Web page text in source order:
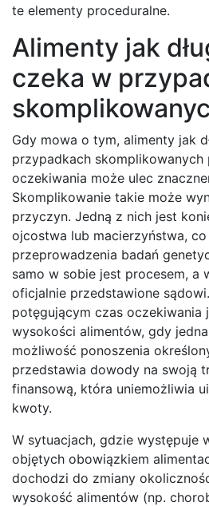
te elementy proceduralne.
Alimenty jak
czeka w
Gdy mowa o tym, alimenty jak
przypadkach skomplikowanych
oczekiwania może ulec
Skomplikowanie takie może
przyczyn. Jedną z nich jest
ojcostwa lub macierzyństwa,
przeprowadzenia badań
samo w sobie jest procesem, a
oficjalnie przedstawione
potęgującym czas
wysokości alimentów, gdy
możliwość ponoszenia
przedstawia dowody na swoją
finansową, która uniemożliwia
kwoty.
W sytuacjach, gdzie występuje
objętych obowiązkiem
dochodzi do zmiany
wysokość alimentów (np.